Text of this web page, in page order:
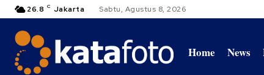
26.8 C Jakarta Sabtu, Agustus 8, 2026
Home News